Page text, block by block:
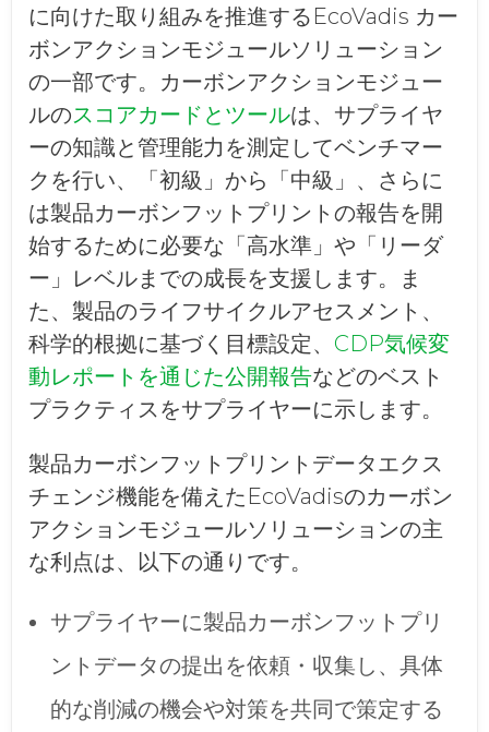
に向けた取り組みを推進するEcoVadis カー
ボンアクションモジュールソリューション
の一部です。カーボンアクションモジュー
ルのスコアカードとツールは、サプライヤ
ーの知識と管理能力を測定してベンチマー
クを行い、「初級」から「中級」、さらに
は製品カーボンフットプリントの報告を開
始するために必要な「高水準」や「リーダ
ー」レベルまでの成長を支援します。ま
た、製品のライフサイクルアセスメント、
科学的根拠に基づく目標設定、 CDP気候変
動レポートを通じた公開報告などのベスト
プラクティスをサプライヤーに示します。
製品カーボンフットプリントデータエクス
チェンジ機能を備えたEcoVadisのカーボン
アクションモジュールソリューションの主
な利点は、以下の通りです。
サプライヤーに製品カーボンフットプリ
ントデータの提出を依頼・収集し、具体
的な削減の機会や対策を共同で策定する